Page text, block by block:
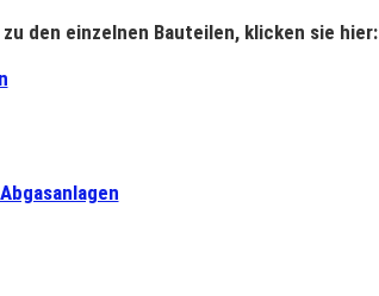
den einzelnen Bauteilen, klicken sie hier: